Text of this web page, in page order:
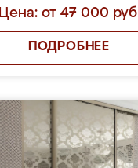
Цена: от 47 000
ПОДРОБНЕЕ